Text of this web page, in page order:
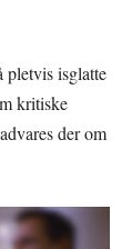
pletvis isglatte
kritiske
der om